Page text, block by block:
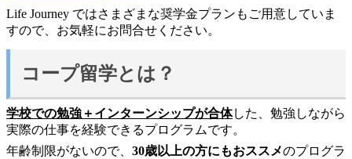
Life Journey ではさまざまな奨学金プランもご用意していま
すので、お気軽にお問合せください。
コープ留学とは？
学校での勉強＋インターンシップが合体した、勉強しながら
実際の仕事を経験できるプログラムです。
年齢制限がないので、 30歳以上の方にもおススメのプログラ